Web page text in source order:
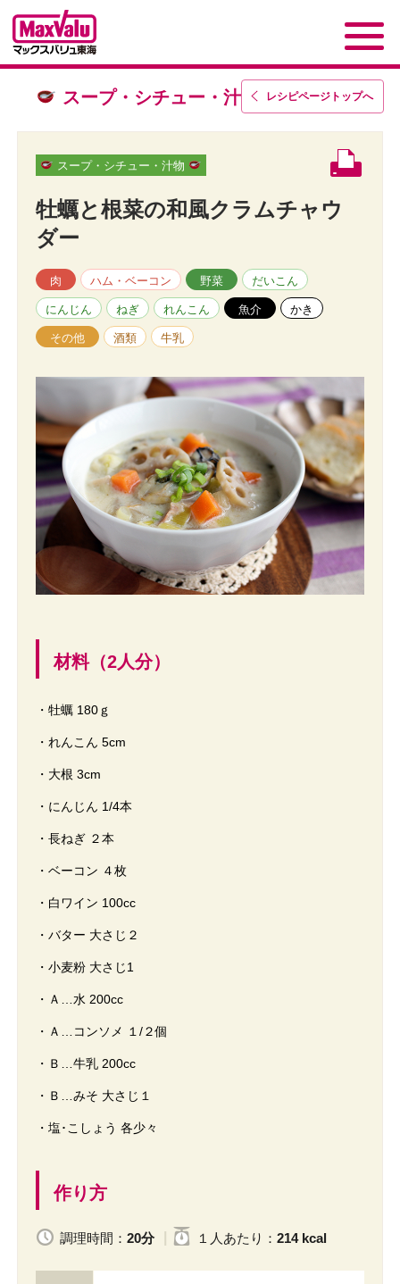
レシピページトップへ
スープ・シチュー・汁物
スープ・シチュー・汁物
牡蠣と根菜の和風クラムチャウ
ダー
肉 ハム・ベーコン 野菜 だいこん
にんじん ねぎ れんこん 魚介 かき
その他 酒類 牛乳
材料（2人分）
・牡蠣 180ｇ
・れんこん 5cm
・大根 3cm
・にんじん 1/4本
・長ねぎ ２本
・ベーコン ４枚
・白ワイン 100cc
・バター 大さじ２
・小麦粉 大さじ1
・Ａ…水 200cc
・Ａ…コンソメ １/２個
・Ｂ…牛乳 200cc
・Ｂ…みそ 大さじ１
・塩･こしょう 各少々
作り方
調理時間： 20分 １人 あたり ： 214 kcal